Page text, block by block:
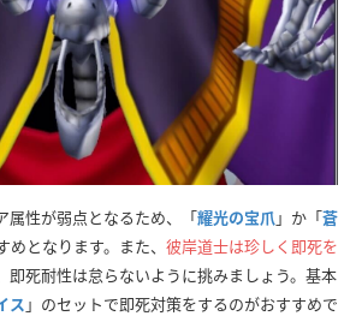
属性が弱点となるため、「耀光の宝爪 」か「蒼
めとなります。また、 彼岸道士は珍しく即死を
即死耐性は怠らないように挑みましょう。基本
ス 」のセットで即死対策をするのがおすすめで